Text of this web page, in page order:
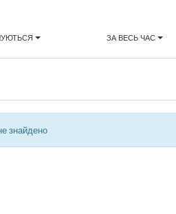
ЗА ВЕСЬ ЧАС
знайдено